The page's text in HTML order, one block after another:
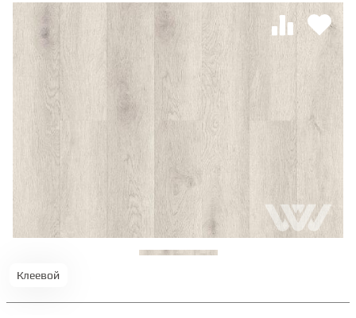
Как выбрать
Калькулятор
О нас
Контакты
ИНЖЕНЕРНАЯ ДОСКА
ПАРКЕТНАЯ ДОСКА
ТЕРРАСНАЯ ДОСКА
КОВРОВАЯ ПЛИТКА
МОДУЛЬНЫЕ ПВХ
Клеевой